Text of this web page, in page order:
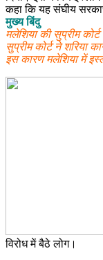
कहा कि यह संघीय
मुख्य बिंदु
मलेशिया की सुप्रीम
सुप्रीम कोर्ट ने शरिया
इस कारण मलेशिया में
विरोध में बैठे लोग।